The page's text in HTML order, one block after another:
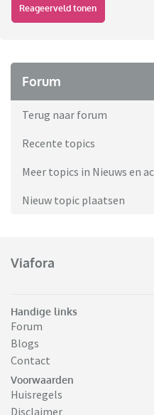
Reageerveld tonen
Forum
Terug naar forum
Recente topics
Meer topics in Nieuws en
Nieuw topic plaatsen
Viafora
Handige links
Forum
Blogs
Contact
Voorwaarden
Huisregels
Disclaimer